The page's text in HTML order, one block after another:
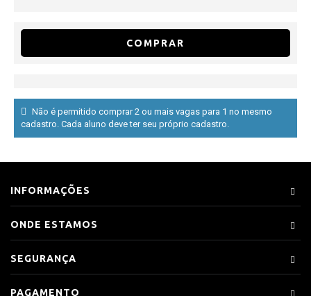
COMPRAR
Não é permitido comprar 2 ou mais vagas para 1 no mesmo
cadastro. Cada aluno deve ter seu próprio cadastro.
INFORMAÇÕES
ONDE ESTAMOS
SEGURANÇA
PAGAMENTO